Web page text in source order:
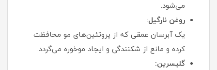
می‌شود.
روغن نارگیل:
یک آبرسان عمقی که از پروتئین‌های مو محافظت
کرده و مانع از شکنندگی و ایجاد موخوره می‌گردد.
گلیسرین: